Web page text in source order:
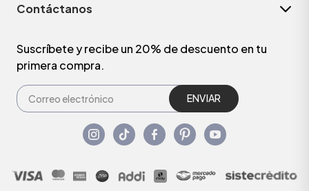
Contáctanos
Suscríbete y recibe un 20% de descuento en tu
primera compra.
ENVIAR